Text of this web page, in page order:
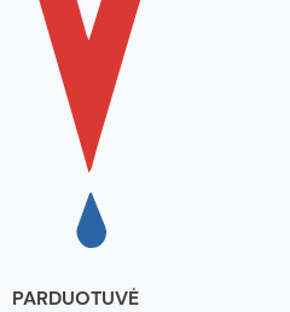
PARDUOTUVĖ